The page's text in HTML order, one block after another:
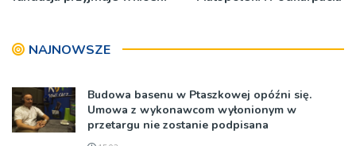
NAJNOWSZE
Budowa basenu w Ptaszkowej opóźni się.
Umowa z wykonawcom wyłonionym w
przetargu nie zostanie podpisana